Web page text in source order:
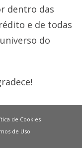
dentro das
e de todas
do
de Cookies
de Uso